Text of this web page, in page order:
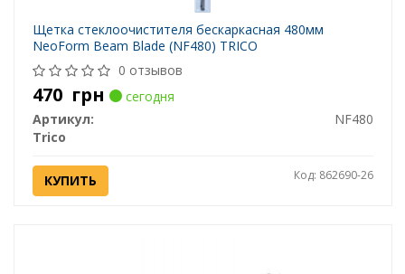
Щетка стеклоочистителя бескаркасная 480мм
NeoForm Beam Blade (NF480) TRICO
0 отзывов
470 грн
сегодня
Артикул:
NF480
Trico
КУПИТЬ Код: 862690-26